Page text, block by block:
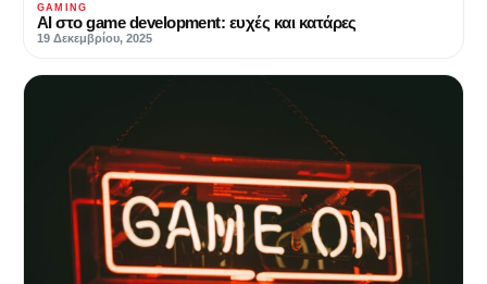
GAMING
AI στο game development: ευχές και κατάρες
19 Δεκεμβρίου, 2025